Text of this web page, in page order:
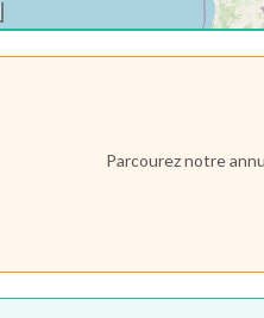
Parcourez notre